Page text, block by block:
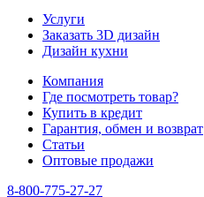
Услуги
Заказать 3D дизайн
Дизайн кухни
Компания
Где посмотреть товар?
Купить в кредит
Гарантия, обмен и возврат
Статьи
Оптовые продажи
8-800-775-27-27